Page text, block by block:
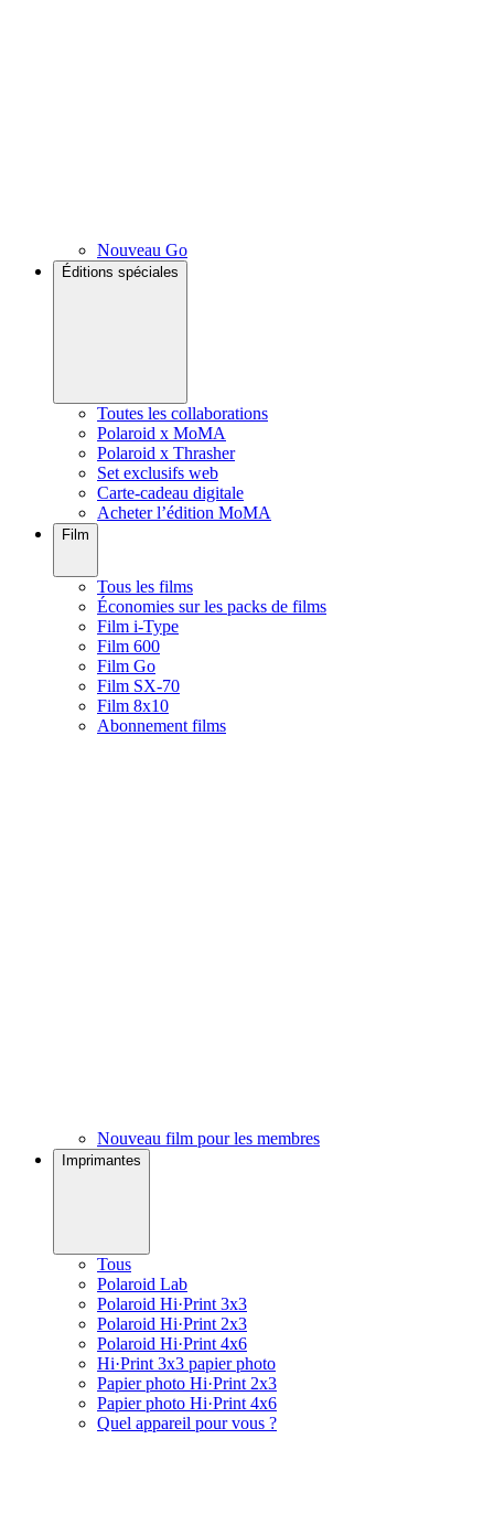
Nouveau Go
Éditions spéciales
Toutes les collaborations
Polaroid x MoMA
Polaroid x Thrasher
Set exclusifs web
Carte-cadeau digitale
Acheter l’édition MoMA
Film
Tous les films
Économies sur les packs de films
Film i-Type
Film 600
Film Go
Film SX-70
Film 8x10
Abonnement films
Nouveau film pour les membres
Imprimantes
Tous
Polaroid Lab
Polaroid Hi·Print 3x3
Polaroid Hi·Print 2x3
Polaroid Hi·Print 4x6
Hi·Print 3x3 papier photo
Papier photo Hi·Print 2x3
Papier photo Hi·Print 4x6
Quel appareil pour vous ?